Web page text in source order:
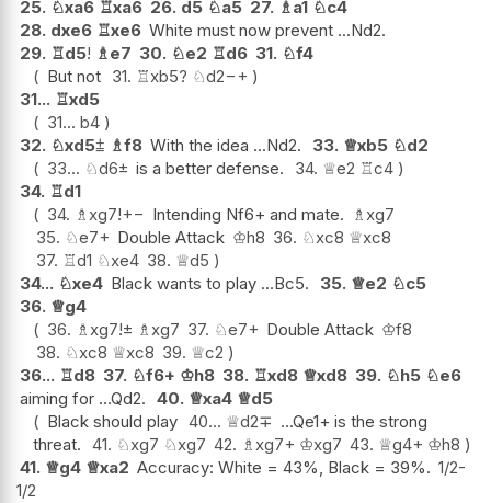
25. ♘xa6 ♖xa6 26. d5 ♘a5 27. ♗a1 ♘c4
28. dxe6 ♖xe6 White must now prevent ...Nd2.
29. ♖d5! ♗e7 30. ♘e2 ♖d6 31. ♘f4
But not 31. ♖xb5? ♘d2−+
31... ♖xd5
31... b4
32. ♘xd5⩲ ♗f8 With the idea ...Nd2. 33. ♕xb5 ♘d2
33... ♘d6± is a better defense. 34. ♕e2 ♖c4
34. ♖d1
34. ♗xg7!+− Intending Nf6+ and mate. ♗xg7
35. ♘e7+ Double Attack ♔h8 36. ♘xc8 ♕xc8
37. ♖d1 ♘xe4 38. ♕d5
34... ♘xe4 Black wants to play ...Bc5. 35. ♕e2 ♘c5
36. ♕g4
36. ♗xg7!± ♗xg7 37. ♘e7+ Double Attack ♔f8
38. ♘xc8 ♕xc8 39. ♕c2
36... ♖d8 37. ♘f6+ ♔h8 38. ♖xd8 ♕xd8 39. ♘h5 ♘e6
aiming for ...Qd2. 40. ♕xa4 ♕d5
Black should play 40... ♕d2∓ ...Qe1+ is the strong
threat. 41. ♘xg7 ♘xg7 42. ♗xg7+ ♔xg7 43. ♕g4+ ♔h8
41. ♕g4 ♕xa2 Accuracy: White = 43%, Black = 39%. 1/2-
1/2